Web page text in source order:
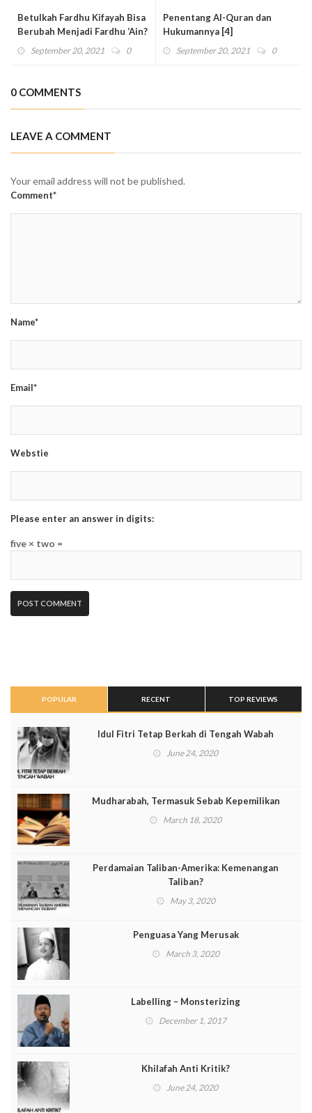
Betulkah Fardhu Kifayah Bisa
Berubah Menjadi Fardhu ‘Ain?
September 20, 2021 0
Penentang Al-Quran dan
Hukumannya [4]
September 20, 2021 0
0 COMMENTS
LEAVE A COMMENT
Your email address will not be published.
Comment*
Name*
Email*
Webstie
Please enter an answer in digits:
five × two =
POPULAR RECENT TOP REVIEWS
Idul Fitri Tetap Berkah di Tengah Wabah
June 24, 2020
Mudharabah, Termasuk Sebab Kepemilikan
March 18, 2020
Perdamaian Taliban-Amerika: Kemenangan
Taliban?
May 3, 2020
Penguasa Yang Merusak
March 3, 2020
Labelling – Monsterizing
December 1, 2017
Khilafah Anti Kritik?
June 24, 2020